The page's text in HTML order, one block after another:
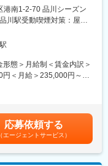
地域連携（地域医療）
おり、医用システム業界
いくと考えられます。
魅力です。日々求められ
ても成長していくことが
ータ利活用事業に関わる
療データの基盤開発をお
発やデータ分析基盤、可
を支える新規事業の中核
PHRアプリ、データ利活
。
港南1-2-70 品川シーズン
川駅受動喫煙対策：屋内
ご自宅からのフルリモー
敷地内全面禁煙変更の範
態＞月給制＜賃金内訳＞
＜月給＞235,000円～
より変動あり）賃金はあ
て上下する可能性があり
です。
応募依頼する
（エージェントサービス）